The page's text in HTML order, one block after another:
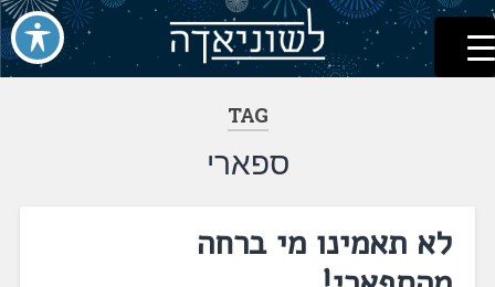
דלג
לתוכן
לשוניאדה
עברית. לשון. שפה
TAG
ספארי
לא תאמינו מי ברחה